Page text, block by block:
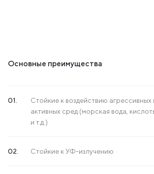
Основные преимущества
Стойкие к воздействию агрессивных
активных сред (морская вода,
и т.д.)
Стойкие к УФ-излучению